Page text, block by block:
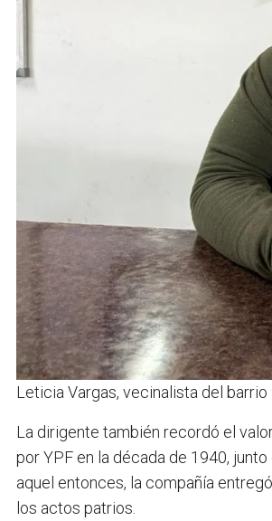
Leticia Vargas, vecinalista del barrio
La dirigente también recordó el
por YPF en la década de 1940,
aquel entonces, la compañía
los actos patrios.